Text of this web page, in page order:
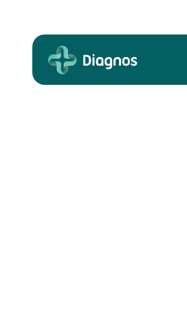
content